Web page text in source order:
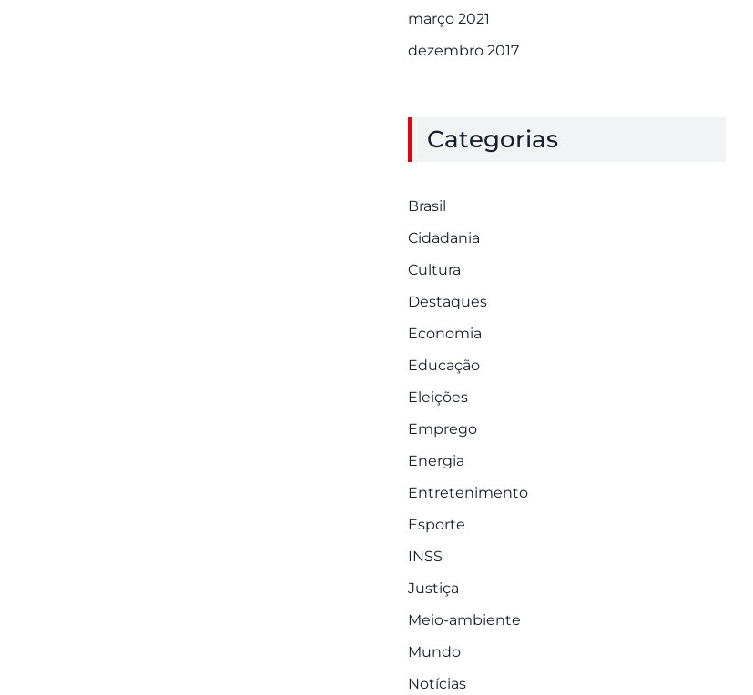
março 2021
dezembro 2017
Categorias
Brasil
Cidadania
Cultura
Destaques
Economia
Educação
Eleições
Emprego
Energia
Entretenimento
Esporte
INSS
Justiça
Meio-ambiente
Mundo
Notícias